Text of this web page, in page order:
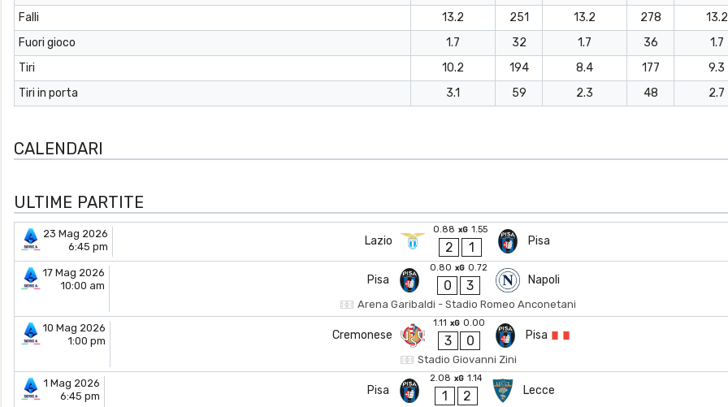
Falli
13.2 251 13.2 278
13.2
Fuori gioco
1.7 32 1.7 36
1.7
Tiri
10.2 194 8.4 177
9.3
Tiri in porta
3.1 59 2.3 48 2.7
CALENDARI
ULTIME PARTITE
23 Mag 2026
6:45 pm
Lazio
0.88 xG 1.55
2 1 Pisa
17 Mag 2026
10:00 am
Pisa
0.80 xG 0.72
0 3 Napoli
Arena Garibaldi - Stadio Romeo Anconetani
10 Mag 2026
1:00 pm
Cremonese
1.11 xG 0.00
3 0 Pisa
Stadio Giovanni Zini
1 Mag 2026
6:45 pm
Pisa
2.08 xG 1.14
1 2 Lecce